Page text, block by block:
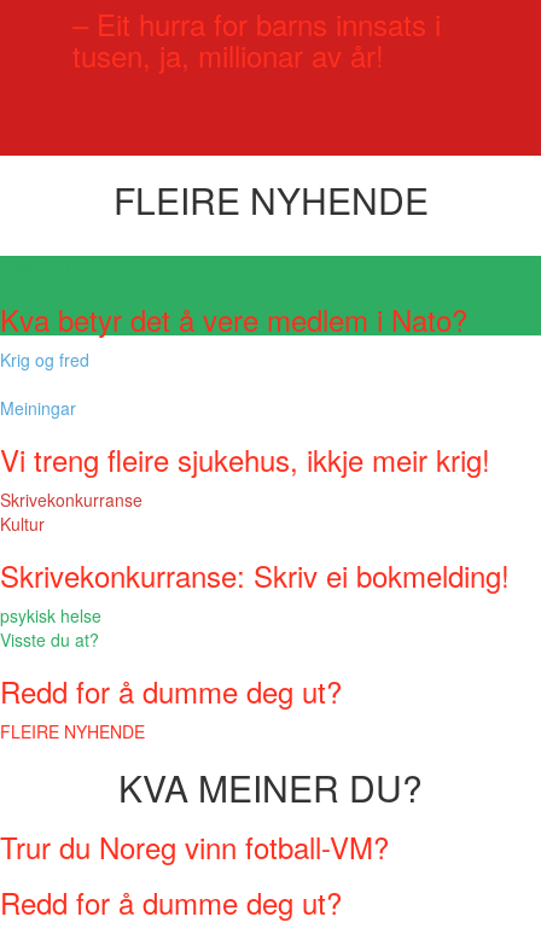
– Eit hurra for barns innsats i
tusen, ja, millionar av år!
FLEIRE NYHENDE
Kva betyr det å vere medlem i Nato?
Krig og fred
Meiningar
Vi treng fleire sjukehus, ikkje meir krig!
Skrivekonkurranse
Kultur
Skrivekonkurranse: Skriv ei bokmelding!
psykisk helse
Visste du at?
Redd for å dumme deg ut?
FLEIRE NYHENDE
KVA MEINER DU?
Trur du Noreg vinn fotball-VM?
Redd for å dumme deg ut?